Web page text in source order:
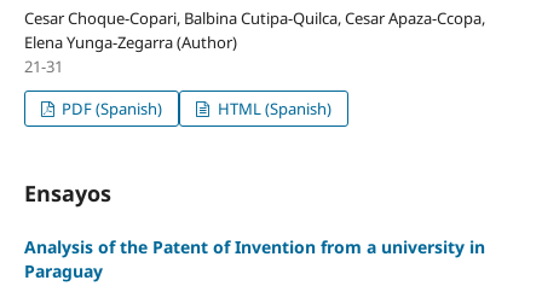
Cesar Choque-Copari, Balbina Cutipa-Quilca, Cesar Apaza-Ccopa,
Elena Yunga-Zegarra (Author)
21-31
PDF (Spanish)
HTML (Spanish)
Ensayos
Analysis of the Patent of Invention from a university in
Paraguay